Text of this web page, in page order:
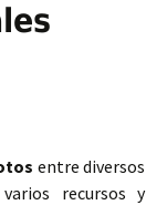
entre diversos
recursos y